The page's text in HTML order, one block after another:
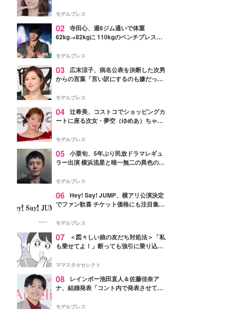
ます。
モデルプレス
02 寺田心、週6ジム通いで体重
62kg→82kgに 110kgのベンチプレス持
「かっこいい」と反響
モデルプレス
03
広末涼子、病名公表を決断した次男
からの言葉「言い訳にするのも嫌だっ
モデルプレス
04 辻希美、コストコでショッピングカ
ートに座る次女・夢空（ゆめあ）ちゃん
ぎ」「成長を感じる」の声
モデルプレス
05 小栗旬、5年ぶり民放ドラマレギュ
ラー出演 横浜流星と唯一無二の異色のバ
モデルプレス
06 Hey! Say! JUMP、横アリ公演決定
でファン歓喜 チケット価格にも注目集ま
モデルプレス
07
＜図々しい娘の友だち対処法＞「私
も乗せてよ！」断っても強引に乗り込ん
ママスタ☆セレクト
08
レインボー池田直人＆佐藤佳奈ア
ナ、結婚発表「コント内で発表させてい
点変更のため
モデルプレス